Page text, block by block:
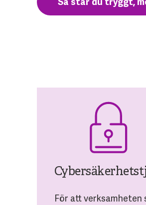
För att verksamheten